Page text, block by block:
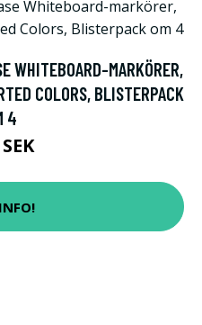
WHITEBOARD-MARKÖRER,
COLORS, BLISTERPACK
4